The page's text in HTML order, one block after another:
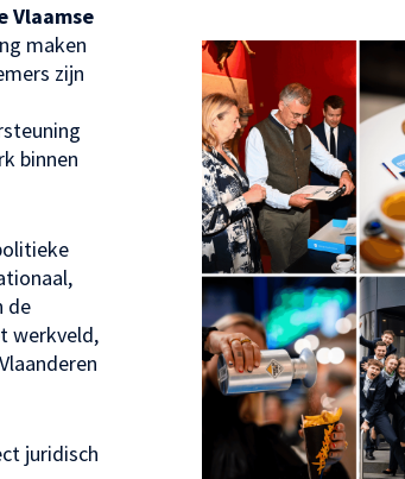
Vlaamse
maken
zijn
binnen
de
werkveld,
juridisch